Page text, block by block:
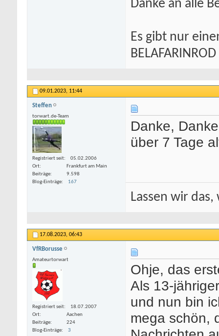
Danke an alle
Es gibt nur
BELAFARINROD
09.01.2023, 11:44
Steffen
torwart.de-Team
Registriert seit
05.02.2006
Ort
Frankfurt am Main
Beiträge
9.598
Blog-Einträge
167
Danke,
über 7 Tage
Lassen wir
17.08.2023, 06:43
VfRBorusse
Amateurtorwart
Registriert seit
18.07.2007
Ort
Aachen
Beiträge
224
Blog-Einträge
3
Ohje, das
Als 13-
und nun bin
mega schön,